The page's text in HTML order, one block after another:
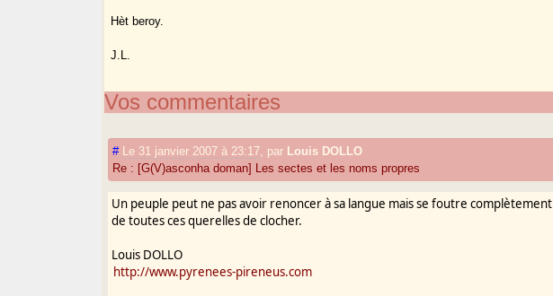
Hèt beroy.
J.L.
Vos commentaires
# Le 31 janvier 2007 à 23:17 par Louis DOLLO
Re : [G(V)asconha doman] Les sectes et les noms propres
Un peuple peut ne pas avoir renoncer à sa langue mais se foutre complètement
de toutes ces querelles de clocher.
Louis DOLLO
http://www.pyrenees-pireneus.com